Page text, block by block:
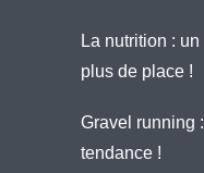
La nutrition :
plus de place !
Gravel running
tendance !